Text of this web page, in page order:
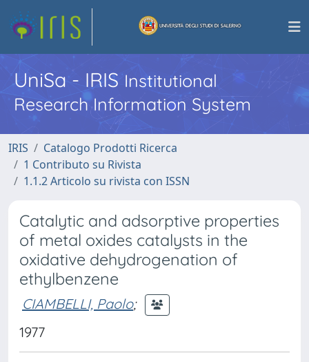
UniSa - IRISInstitutional
Research Information System
IRIS
Catalogo Prodotti Ricerca
1 Contributo su Rivista
1.1.2 Articolo su rivista con ISSN
Catalytic and adsorptive properties
of metal oxides catalysts in the
oxidative dehydrogenation of
ethylbenzene
CIAMBELLI, Paolo;
1977